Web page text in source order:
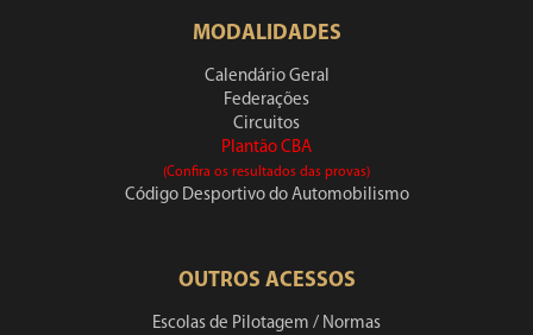
MODALIDADES
Calendário Geral
Federações
Circuitos
Plantão CBA
(Confira os resultados das provas)
Código Desportivo do Automobilismo
OUTROS ACESSOS
Escolas de Pilotagem / Normas